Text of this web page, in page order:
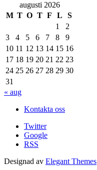
augusti 2026
M T O T F L
S
1
2
3
4 5 6 7 8
9
10 11 12 13 14 15 16
17 18 19 20 21 22 23
24 25 26 27 28 29 30
31
« aug
Kontakta oss
Twitter
Google
RSS
Designad av Elegant Themes